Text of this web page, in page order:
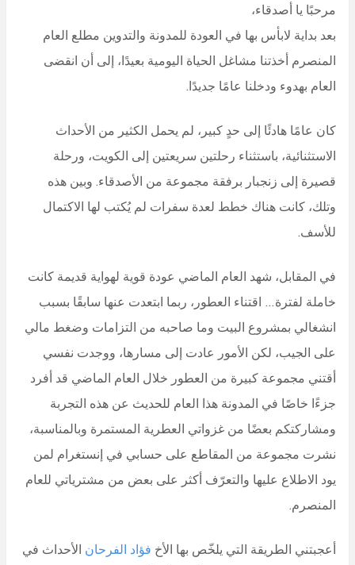
مرحبًا يا أصدقاء،
بعد بداية لابأس بها في العودة للمدونة والتدوين مطلع العام
المنصرم أخذتنا مشاغل الحياة اليومية بعيدًا، إلى أن انقضى
العام بهدوء ودخلنا عامًا جديدًا.
كان عامًا هادئًا إلى حدٍ كبير، لم يحمل الكثير من الأحداث
الاستثنائية، باستثناء رحلتين سريعتين إلى الكويت، ورحلة
قصيرة إلى زنجبار برفقة مجموعة من الأصدقاء. وبين هذه
وتلك، كانت هناك خطط لعدة سفرات لم يُكتب لها الاكتمال
للأسف.
في المقابل، شهد العام الماضي عودة قوية لهواية قديمة كانت
خاملة لفترة… اقتناء العطور، ربما ابتعدت عنها سابقًا بسبب
انشغالي بمشروع البيت وما صاحبه من التزامات وضغط مالي
على الجيب، لكن الأمور عادت إلى مسارها، ووجدت نفسي
أقتني مجموعة كبيرة من العطور خلال العام الماضي قد أفرد
جزءًا خاصًا في المدونة هذا العام للحديث عن هذه التجربة
ومشاركتكم بعضًا من غزواتي العطرية المستمرة وبالمناسبة،
نشرت مجموعة من المقاطع على حسابي في إنستغرام لمن
يود الاطلاع عليها والتعرّف أكثر على بعض من مشترياتي للعام
المنصرم.
أعجبتني الطريقة التي يلخّص بها الأخ فؤاد الفرحان الأحداث في